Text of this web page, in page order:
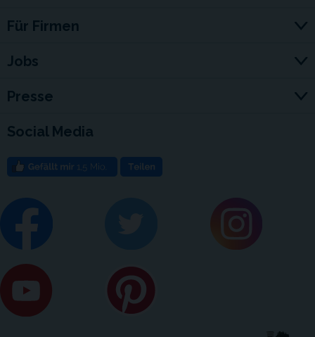
Für Firmen
Jobs
Presse
Social Media